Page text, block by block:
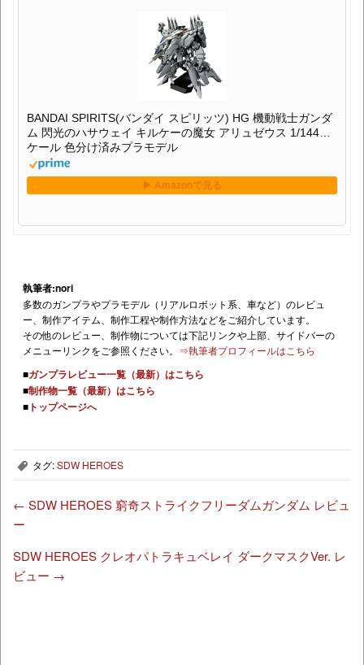
BANDAI SPIRITS(バンダイ スピリッツ) HG 機動戦士ガンダ
ム 閃光のハサウェイ キルケーの魔女 アリュゼウス 1/144ス
ケール 色分け済みプラモデル
執筆者:nori
多数のガンプラやプラモデル（リアルロボット系、車など）のレビュ
ー、制作アイテム、制作工程や制作方法などをご紹介しています。
その他のレビュー、制作物については下記リンクや上部、サイドバーの
メニューリンクをご参照ください。 ⇒執筆者プロフィールはこちら
■ガンプラレビュー一覧（最新）はこちら
■制作物一覧（最新）はこちら
■ トップページへ
, タグ:SDW HEROES
← SDW HEROES 窮奇ストライクフリーダムガンダム レビュ
ー
SDW HEROES クレオパトラキュベレイ ダークマスクVer. レ
ビュー →